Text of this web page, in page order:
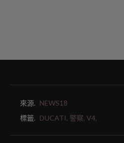
來源. NEWS18
標籤. DUCATI, 警察, V4,